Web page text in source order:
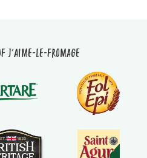
J'aime-le-fromage